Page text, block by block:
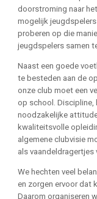
doorstroming naar
mogelijk
proberen op die
jeugdspelers samen
Naast een goede
te besteden aan de
onze club moet een
op school. Discipline,
noodzakelijke
kwaliteitsvolle
algemene clubvisie
als vaandeldragertjes
We hechten veel
en zorgen ervoor dat
Daarom organiseren